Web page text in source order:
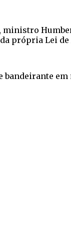
ministro
própria Lei de
em